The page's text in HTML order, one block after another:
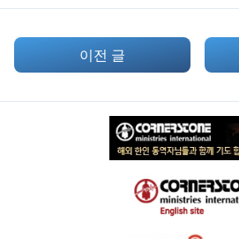
이전 글